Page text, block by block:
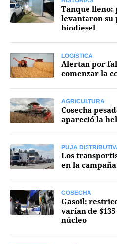
Regionales
Agronegocios
Mercados
Tanque lleno:
levantaron su
biodiesel
LOGÍSTICA
Alertan por
comenzar la
AGRICULTURA
Cosecha
apareció la
PUJA
Los
en la campaña
COSECHA
Gasoil:
varían de
núcleo